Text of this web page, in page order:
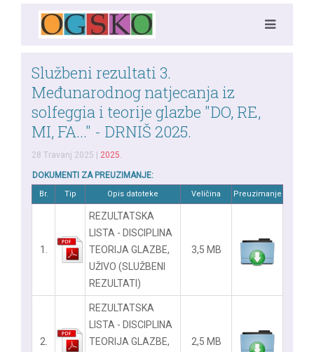
Službeni rezultati 3.
Međunarodnog natjecanja iz
solfeggia i teorije glazbe "DO, RE,
MI, FA..." - DRNIŠ 2025.
28 Travanj 2025 2025.
DOKUMENTI ZA PREUZIMANJE:
Br. Tip Opis datoteke Veličina Preuzimanje
1.
REZULTATSKA
LISTA - DISCIPLINA
TEORIJA GLAZBE,
UŽIVO (SLUŽBENI
REZULTATI)
3,5 MB
2.
REZULTATSKA
LISTA - DISCIPLINA
TEORIJA GLAZBE,
2,5 MB